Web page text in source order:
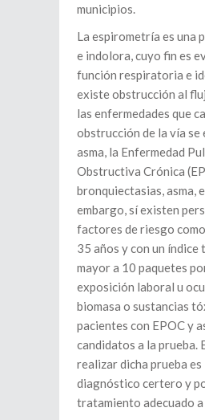
municipios.
La espirometría es una
e indolora, cuyo fin es
función respiratoria e
existe obstrucción al
las enfermedades que
obstrucción de la vía se
asma, la Enfermedad
Obstructiva Crónica
bronquiectasias, asma,
embargo, sí existen
factores de riesgo
35 años y con un índice
mayor a 10 paquetes
exposición laboral u
biomasa o sustancias
pacientes con EPOC y
candidatos a la prueba.
realizar dicha prueba es
diagnóstico certero y
tratamiento adecuado